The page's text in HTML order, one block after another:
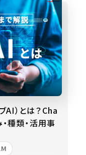
AI）とは？Cha
種類・活用事